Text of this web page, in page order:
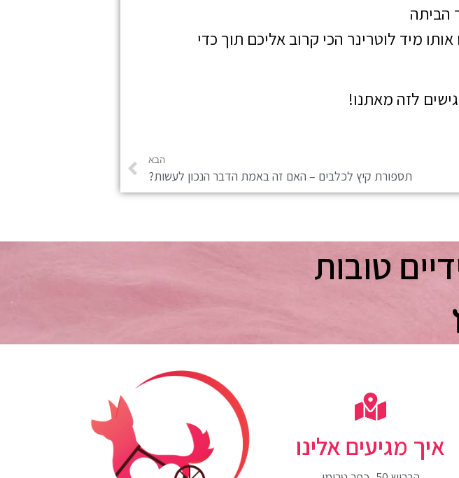
הביתה
מיד לוטרינר הכי קרוב אליכם תוך כדי
לזה מאתנו!
הבא
תספורת קיץ לכלבים – האם זה באמת הדבר הנכון לעשות?
טובות
איך מגיעים אלינו